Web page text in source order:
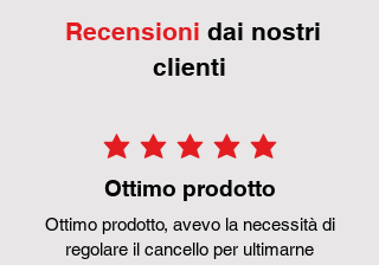
Recensioni dai nostri
clienti
la valutazione media è 5 su
Ottimo prodotto
Ottimo prodotto, avevo la necessità di
regolare il cancello per ultimarne